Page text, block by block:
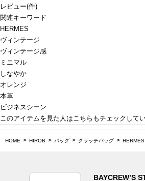
レビュー(件)
関連キーワード
HERMES
ヴィンテージ
ヴィンテージ感
ミニマル
しなやか
オレンジ
本革
ビジネスシーン
このアイテムを見た人はこちらもチェックして
HOME HIROB バッグ クラッチバッグ
BAYCREW’S